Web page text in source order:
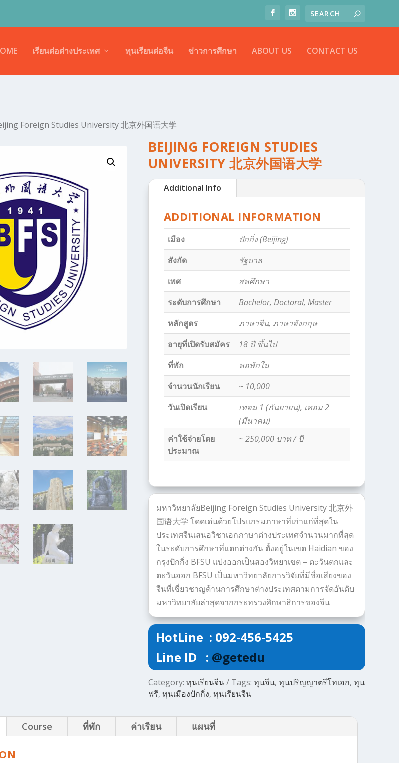
เรียนต่อต่างประเทศ ทุนเรียนต่อจีน ข่าวการศึกษา ABOUT US CONTACT US
Foreign Studies University 北京外国语大学
BEIJING FOREIGN STUDIES
UNIVERSITY 北京外国语大学
Additional Info
ADDITIONAL INFORMATION
เมือง
ปักกิ่ง (Beijing)
สังกัด
รัฐบาล
เพศ
สหศึกษา
ระดับการศึกษา
Bachelor, Doctoral, Master
หลักสูตร
ภาษาจีน, ภาษาอังกฤษ
อายุที่เปิดรับสมัคร
18 ปี ขึ้นไป
ที่พัก
หอพักใน
จำนวนนักเรียน
~ 10,000
วันเปิดเรียน
เทอม 1 (กันยายน), เทอม 2
(มีนาคม)
ค่าใช้จ่ายโดย
ประมาณ
~ 250,000 บาท / ปี
มหาวิทยาลัยBeijing Foreign Studies University 北京外
国语大学 โดดเด่นด้วยโปรแกรมภาษาที่เก่าแก่ที่สุดใน
ประเทศจีนเสนอวิชาเอกภาษาต่างประเทศจำนวนมากที่สุด
ในระดับการศึกษาที่แตกต่างกัน ตั้งอยู่ในเขต Haidian ของ
กรุงปักกิ่ง BFSU แบ่งออกเป็นสองวิทยาเขต – ตะวันตกและ
ตะวันออก BFSU เป็นมหาวิทยาลัยการวิจัยที่มีชื่อเสียงของ
จีนที่เชี่ยวชาญด้านการศึกษาต่างประเทศตามการจัดอันดับ
มหาวิทยาลัยล่าสุดจากกระทรวงศึกษาธิการของจีน
HotLine : 092-456-5425
Line ID : @getedu
Category: ทุนเรียนจีน Tags: ทุนจีน, ทุนปริญญาตรีโทเอก, ทุน
ฟรี, ทุนเมืองปักกิ่ง, ทุนเรียนจีน
Course ที่พัก ค่าเรียน แผนที่